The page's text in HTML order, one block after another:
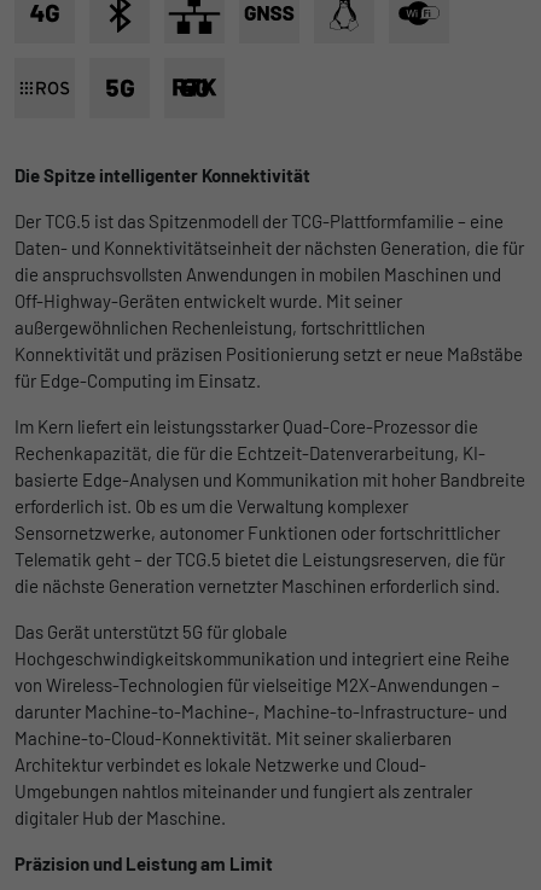
Die Spitze intelligenter Konnektivität
Der TCG.5 ist das Spitzenmodell der TCG-Plattformfamilie – eine
Daten- und Konnektivitätseinheit der nächsten Generation, die für
die anspruchsvollsten Anwendungen in mobilen Maschinen und
Off-Highway-Geräten entwickelt wurde. Mit seiner
außergewöhnlichen Rechenleistung, fortschrittlichen
Konnektivität und präzisen Positionierung setzt er neue Maßstäbe
für Edge-Computing im Einsatz.
Im Kern liefert ein leistungsstarker Quad-Core-Prozessor die
Rechenkapazität, die für die Echtzeit-Datenverarbeitung, KI-
basierte Edge-Analysen und Kommunikation mit hoher Bandbreite
erforderlich ist. Ob es um die Verwaltung komplexer
Sensornetzwerke, autonomer Funktionen oder fortschrittlicher
Telematik geht – der TCG.5 bietet die Leistungsreserven, die für
die nächste Generation vernetzter Maschinen erforderlich sind.
Das Gerät unterstützt 5G für globale
Hochgeschwindigkeitskommunikation und integriert eine Reihe
von Wireless-Technologien für vielseitige M2X-Anwendungen –
darunter Machine-to-Machine-, Machine-to-Infrastructure- und
Machine-to-Cloud-Konnektivität. Mit seiner skalierbaren
Architektur verbindet es lokale Netzwerke und Cloud-
Umgebungen nahtlos miteinander und fungiert als zentraler
digitaler Hub der Maschine.
Präzision und Leistung am Limit
Registriert eine eindeutige ID, die
zu generieren.
Name _gat
Anbieter Google
Laufzeit 1 Tag
Zweck
Google Analytics nimmt sich diesen Cookie
zur Hilfe, um die Anforderungsrate zu
drosseln und die Datenerfassung auf
begrenzen.
Name _gid
Anbieter Google
Zweck
Registriert eine eindeutige ID, die
verwendet wird, um statistische Daten
dazu, wie der Besucher die Website nutzt,
zu generieren.
Name _gat_UA-139898258-1
Google
Ohne diese Einbindung können die Jobangebote nicht
dargestellt werden.
Name _bms_session
Laufzeit 1 Jahr
Wird von Empfehlungsbund.de gesetzt, um
die Session des Besuchers für Bewerbungs-
und Empfehlungsfunktionen zu speichern.
Cookie-Informationen anzeigen
Das LinkedIn Insight Tag wird verwendet, um Besuche und
helfen uns, die Wirksamkeit von Werbekampagnen zu messen
und interessenbasierte Werbung auf LinkedIn anzuzeigen.
Name li_gc
Anbieter LinkedIn
Zweck
Speichert die Zustimmung der Besucher zur
Verwendung von Cookies für nicht
wesentliche Zwecke.
Name lidc
Anbieter LinkedIn
Laufzeit 1 Tag
Zweck
Wird für die Datenweiterleitung von einem
Server an einen anderen verwendet.
Cookie-Informationen anzeigen